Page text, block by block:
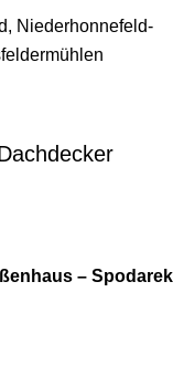
Niederhonnefeld-
– Spodarek